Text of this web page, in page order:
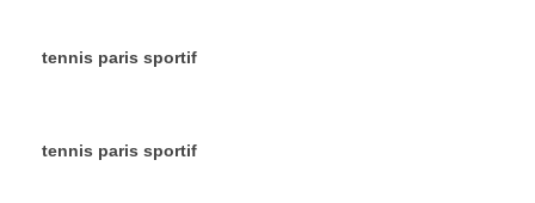
tennis paris sportif
tennis paris sportif